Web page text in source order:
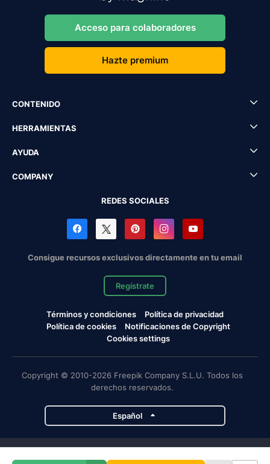
Acceso para colaboradores
Hazte premium
CONTENIDO
HERRAMIENTAS
AYUDA
COMPANY
REDES SOCIALES
Consigue recursos exclusivos directamente en tu email
Regístrate
Términos y condiciones
Política de privacidad
Política de cookies
Notificaciones de Copyright
Cookies settings
Copyright © 2010-2026 Freepik Company S.L.U. Todos los
derechos reservados.
Español